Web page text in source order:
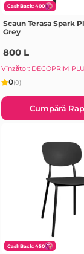
CashBack: 400
Scaun Terasa Spark
Grey
800 L
Vînzător: DECOPRIM
0(0)
Cumpără
CashBack: 450